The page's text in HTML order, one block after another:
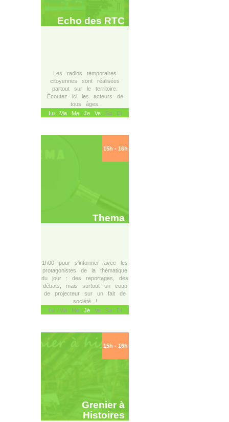
Echo des RTC
Les radios temporaires
citoyennes sont réalisées
partout sur le territoire.
Écoutez ici les acteurs de
tous âges.
Lu
Ma Me Je VeSa Di
15h - 16h
Thema
1h00 pour s’informer avec les
protagonistes de la thématique
du jour : des reportages, des
débats, mais surtout un coup
de projecteur sur un fait de
société !
Lu Ma Me JeVe Sa Di
15h - 16h
Grenier à
Histoires